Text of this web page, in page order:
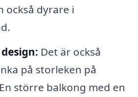
också dyrare i
Det är också
på storleken på
större balkong med en